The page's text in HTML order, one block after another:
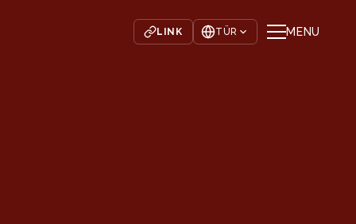
LINK TÜR MENU